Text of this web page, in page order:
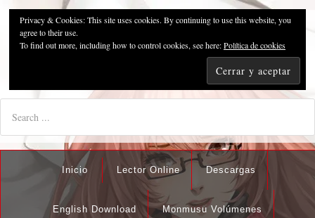
Pzykosis666HFansub
"I'm the best there is at what I do, but what I do best isn't very
Inicio Lector Online Descargas
English Download Monmusu Volúmenes
Privacy & Cookies: This site uses cookies. By continuing to use this website, you
agree to their use.
To find out more, including how to control cookies, see here:Política de cookies